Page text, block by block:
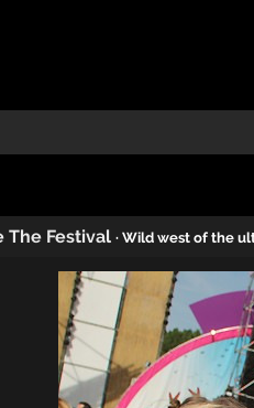
The Festival · Wild west of the